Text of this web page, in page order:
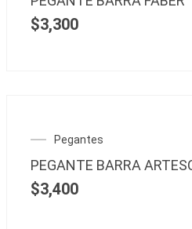
$3,300
Pegantes
PEGANTE BARRA
$3,400